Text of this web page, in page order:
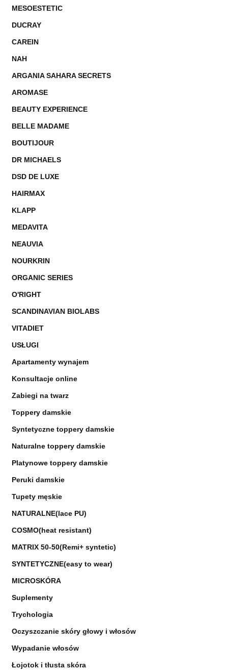
MESOESTETIC
DUCRAY
CAREIN
NAH
ARGANIA SAHARA SECRETS
AROMASE
BEAUTY EXPERIENCE
BELLE MADAME
BOUTIJOUR
DR MICHAELS
DSD DE LUXE
HAIRMAX
KLAPP
MEDAVITA
NEAUVIA
NOURKRIN
ORGANIC SERIES
O'RIGHT
SCANDINAVIAN BIOLABS
VITADIET
USŁUGI
Apartamenty wynajem
Konsultacje online
Zabiegi na twarz
Toppery damskie
Syntetyczne toppery damskie
Naturalne toppery damskie
Platynowe toppery damskie
Peruki damskie
Tupety męskie
NATURALNE(lace PU)
COSMO(heat resistant)
MATRIX 50-50(Remi+ syntetic)
SYNTETYCZNE(easy to wear)
MICROSKÓRA
Suplementy
Trychologia
Oczyszczanie skóry głowy i włosów
Wypadanie włosów
Łojotok i tłusta skóra